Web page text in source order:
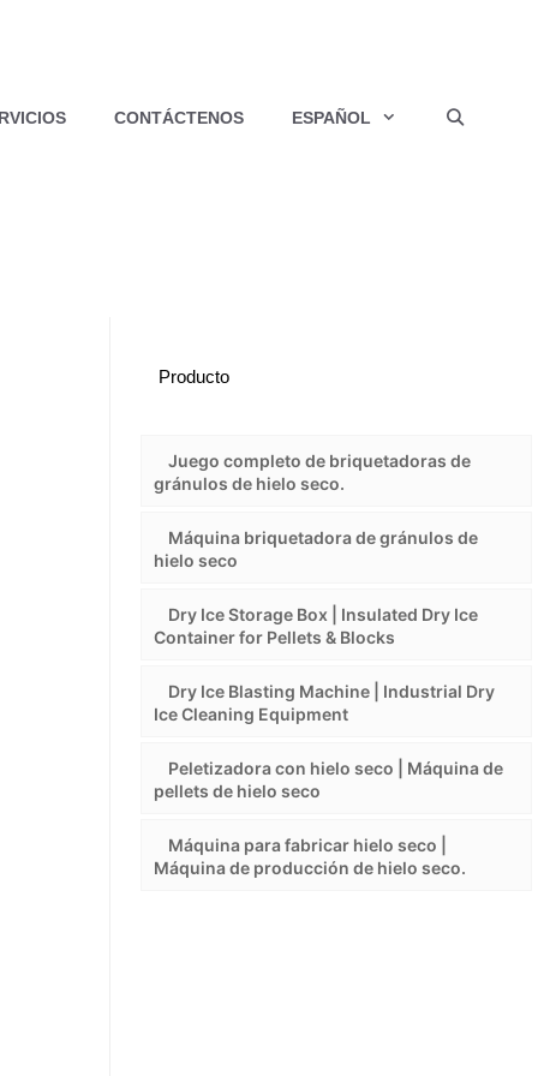
CONTÁCTENOS ESPAÑOL
Producto
Juego completo de briquetadoras de
gránulos de hielo seco.
Máquina briquetadora de gránulos de
hielo seco
Dry Ice Storage Box | Insulated Dry Ice
Container for Pellets & Blocks
Dry Ice Blasting Machine | Industrial Dry
Ice Cleaning Equipment
Peletizadora con hielo seco | Máquina de
pellets de hielo seco
Máquina para fabricar hielo seco |
Máquina de producción de hielo seco.